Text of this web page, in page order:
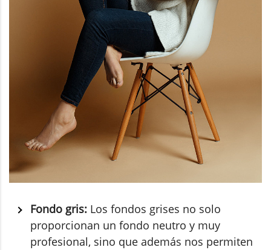
Fondo gris: Los fondos grises no solo
proporcionan un fondo neutro y muy
profesional, sino que además nos permiten